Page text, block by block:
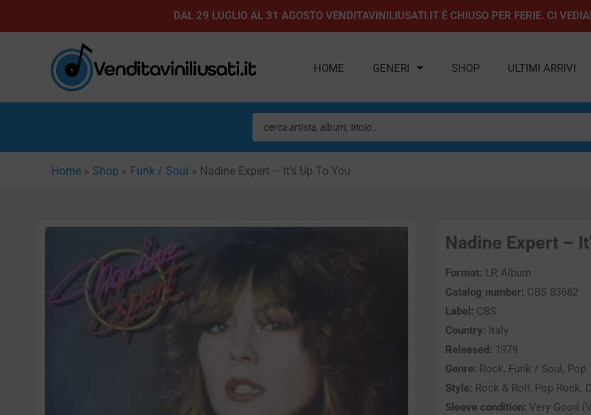
al
DAL 29 LUGLIO AL 31 AGOSTO VENDITAVINILIUSATI.IT È CHIUSO PER FERIE. CI
HOME GENERI SHOP ULTIMI ARRIVI
Ricerca
prodotti
Home » Shop » Funk / Soul » Nadine Expert – It’s Up To You
Nadine Expert –
Format: LP, Album
Catalog number: CBS 83682
Label: CBS
Country: Italy
Released: 1979
Genre: Rock, Funk / Soul, Pop
Style: Rock & Roll, Pop Rock,
Sleeve condition: Very Good